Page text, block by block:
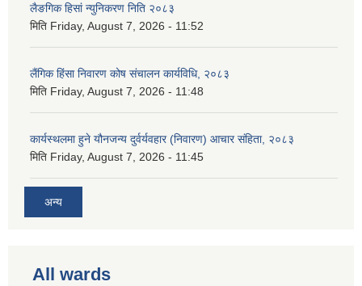
लैङगिक हिसां न्युनिकरण निति २०८३
मिति Friday, August 7, 2026 - 11:52
लैंगिक हिंसा निवारण कोष संचालन कार्यविधि, २०८३
मिति Friday, August 7, 2026 - 11:48
कार्यस्थलमा हुने यौनजन्य दुर्वर्यवहार (निवारण) आचार संहिता, २०८३
मिति Friday, August 7, 2026 - 11:45
अन्य
All wards